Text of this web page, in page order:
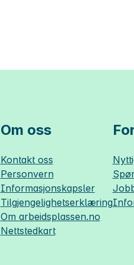
Om oss
Kontakt oss
Personvern
Informasjonskapsler
Tilgjengelighetserklæring
Om arbeidsplassen.no
Nettstedkart